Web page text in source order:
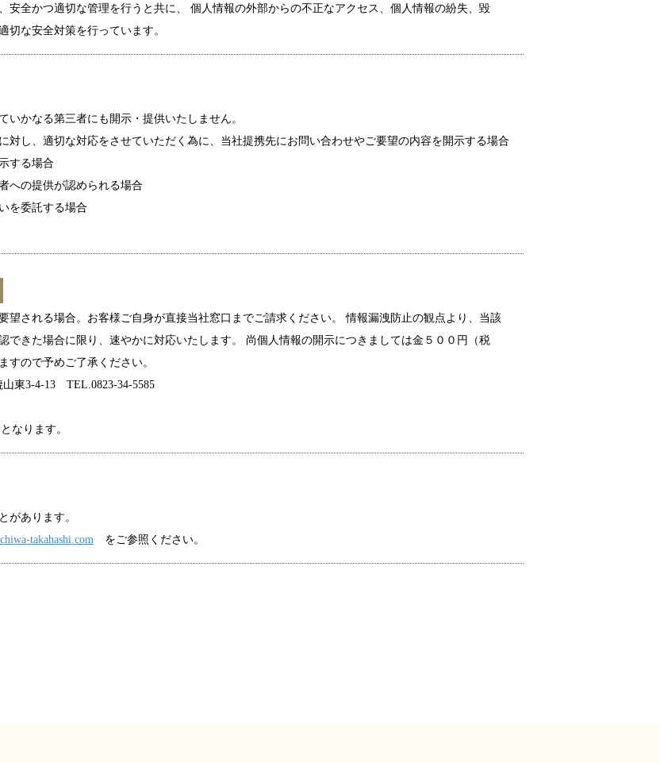
安全かつ適切な管理を行うと共に、 個人情報の外部からの不正なアクセス、個人情報の紛失、毀
切な安全対策を行っています。
かなる第三者にも開示・提供いたしません。
対し、適切な対応をさせていただく為に、当社提携先にお問い合わせやご要望の内容を開示する場合
する場合
への提供が認められる場合
を委託する場合
望される場合。お客様ご自身が直接当社窓口までご請求ください。 情報漏洩防止の観点より、当該
できた場合に限り、速やかに対応いたします。 尚個人情報の開示につきましては金５００円（税
すので予めご了承ください。
東3-4-13 TEL.0823-34-5585
なります。
があります。
takahashi.com をご参照ください。